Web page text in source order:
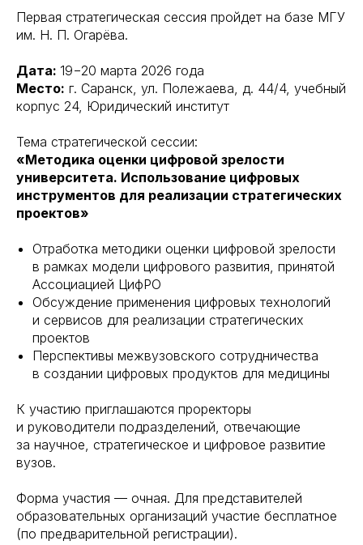
Первая стратегическая сессия пройдет на базе МГУ
им. Н. П. Огарёва.
Дата: 19−20 марта 2026 года
Место: г. Саранск, ул. Полежаева, д. 44/4, учебный
корпус 24, Юридический институт
Тема стратегической сессии:
«Методика оценки цифровой зрелости
университета. Использование цифровых
инструментов для реализации стратегических
проектов»
Отработка методики оценки цифровой зрелости
в рамках модели цифрового развития, принятой
Ассоциацией ЦифРО
Обсуждение применения цифровых технологий
и сервисов для реализации стратегических
проектов
Перспективы межвузовского сотрудничества
в создании цифровых продуктов для медицины
К участию приглашаются проректоры
и руководители подразделений, отвечающие
за научное, стратегическое и цифровое развитие
вузов.
Форма участия — очная. Для представителей
образовательных организаций участие бесплатное
(по предварительной регистрации).